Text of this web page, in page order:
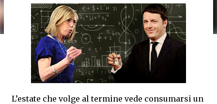
L’estate che volge al termine vede consumarsi un